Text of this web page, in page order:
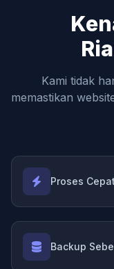
Kami tidak
memastikan
Proses
Backup